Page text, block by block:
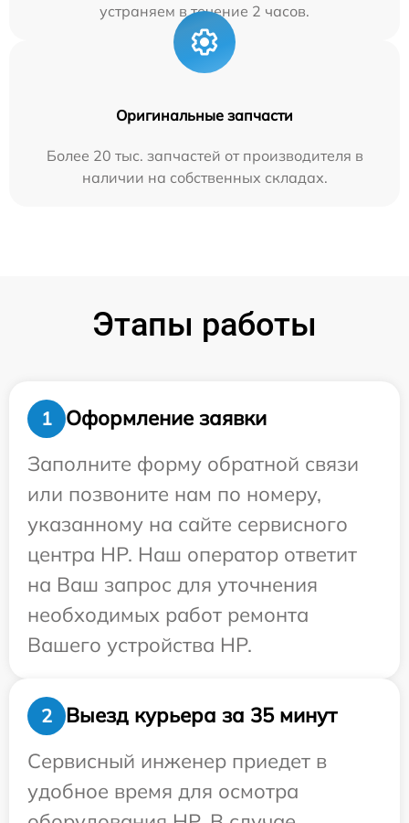
устраняем в течение 2 часов.
Оригинальные запчасти
Более 20 тыс. запчастей от производителя в
наличии на собственных складах.
Этапы работы
1
Оформление заявки
Заполните форму обратной связи
или позвоните нам по номеру,
указанному на сайте сервисного
центра HP. Наш оператор ответит
на Ваш запрос для уточнения
необходимых работ ремонта
Вашего устройства HP.
2
Выезд курьера за 35 минут
Сервисный инженер приедет в
удобное время для осмотра